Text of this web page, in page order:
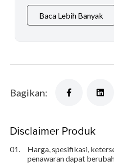
Baca Lebih Banyak
Bagikan:
Disclaimer Produk
01.
Harga, spesifikasi,
penawaran dapat